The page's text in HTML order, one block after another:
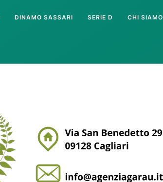
DINAMO SASSARI SERIE D CHI SIAMO